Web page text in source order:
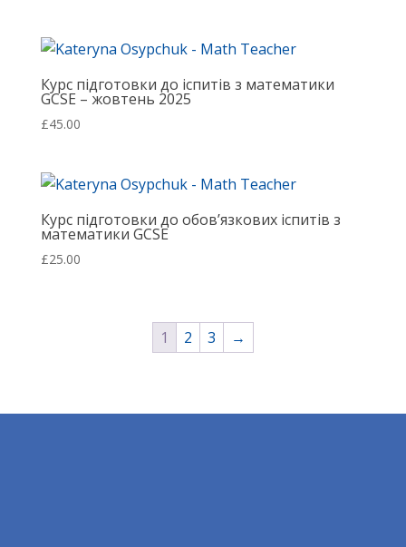
Курс підготовки до іспитів з математики
GCSE – жовтень 2025
£45.00
Курс підготовки до обов’язкових іспитів з
математики GCSE
£25.00
1 2 3 →